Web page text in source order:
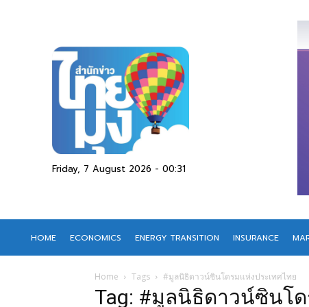
Friday, 7 August 2026 - 00:31
HOME ECONOMICS ENERGY TRANSITION INSURANCE
Home Tags #มูลนิธิดาวน์ซินโดรมแห่งประเทศไทย
Tag: #มูลนิธิดาวน์ซินโ